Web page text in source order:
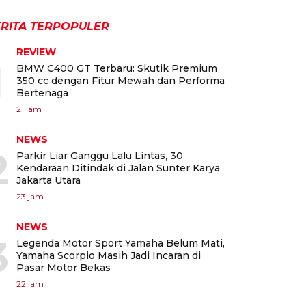
TERPOPULER
REVIEW
BMW C400 GT Terbaru: Skutik Premium
350 cc dengan Fitur Mewah dan Performa
Bertenaga
21 jam
NEWS
Parkir Liar Ganggu Lalu Lintas, 30
Kendaraan Ditindak di Jalan Sunter Karya
Jakarta Utara
23 jam
NEWS
Legenda Motor Sport Yamaha Belum Mati,
Yamaha Scorpio Masih Jadi Incaran di
Pasar Motor Bekas
22 jam